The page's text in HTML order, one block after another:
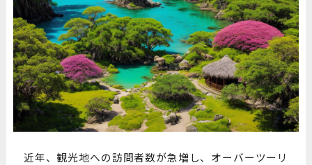
近年、観光地への訪問者数が急増し、オーバーツーリ